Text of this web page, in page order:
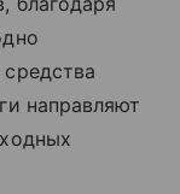
направляют